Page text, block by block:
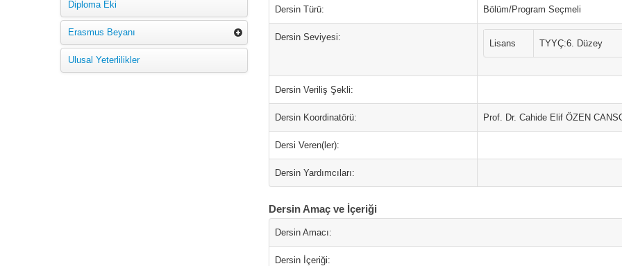
Diploma Eki
Erasmus Beyanı
Ulusal Yeterlilikler
Dersin Türü: Bölüm/Program Seçmeli
Dersin Seviyesi:
Lisans TYYÇ:6. Düzey
Dersin Veriliş Şekli:
Dersin Koordinatörü: Prof. Dr. Cahide Elif ÖZEN
Dersi Veren(ler):
Dersin Yardımcıları:
Dersin Amaç ve İçeriği
Dersin Amacı:
Dersin İçeriği: